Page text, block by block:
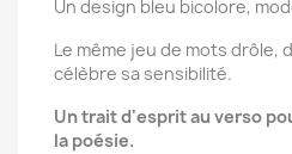
Un design bleu bicolore,
Le même jeu de mots drôle,
célèbre sa sensibilité.
Un trait d'esprit au verso
la poésie.